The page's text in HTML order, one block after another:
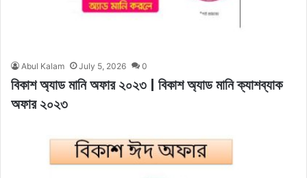
Abul Kalam July 5, 2026 0
বিকাশ অ্যাড মানি অফার ২০২৩ | বিকাশ অ্যাড মানি ক্যাশব্যাক
অফার ২০২৩